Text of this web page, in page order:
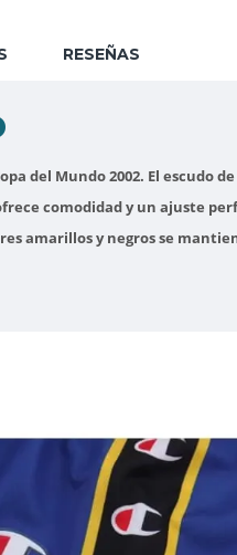
RESEÑAS
del Mundo 2002. El escudo
comodidad y un ajuste
amarillos y negros se